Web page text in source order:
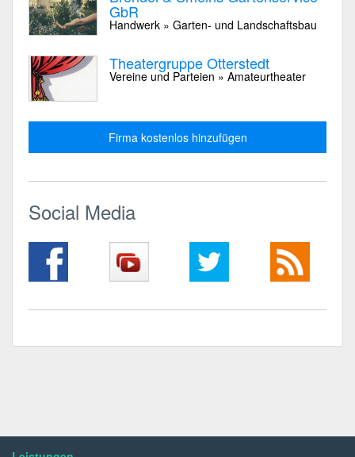
GbR
Handwerk » Garten- und Landschaftsbau
Theatergruppe Otterstedt
Vereine und Parteien » Amateurtheater
Firma kostenlos hinzufügen
Social Media